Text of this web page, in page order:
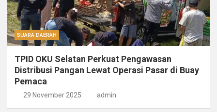
SUARA DAERAH
TPID OKU Selatan Perkuat Pengawasan
Distribusi Pangan Lewat Operasi Pasar di Buay
Pemaca
29 November 2025 admin